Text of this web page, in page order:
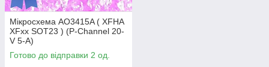
Мікросхема AO3415A ( XFHA
XFxx SOT23 ) (P-Channel 20-
V 5-A)
Готово до відправки 2 од.